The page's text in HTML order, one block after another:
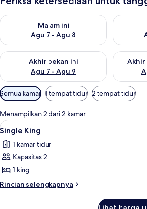
Malam ini
Agu 7 - Agu 8
Periksa ketersediaan untuk malam ini Agu
Periksa
Akhir pekan ini
Agu 7 - Agu 9
Periksa ketersediaan untuk akhir pekan ini
Akhir
Periksa
Filter
tersedia
untuk
kamar
Semua kamar 1 tempat tidur 2 tempat tidur
Menampilkan 2 dari 2 kamar
Lihat
semua
foto
untuk
Single
King
Single
10
Single King
1 kamar tidur
Kapasitas 2
1 king
Rincian selengkapnya
Rincian